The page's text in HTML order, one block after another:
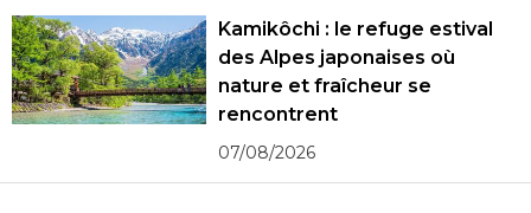
Kamikôchi : le refuge estival
des Alpes japonaises où
nature et fraîcheur se
rencontrent
07/08/2026